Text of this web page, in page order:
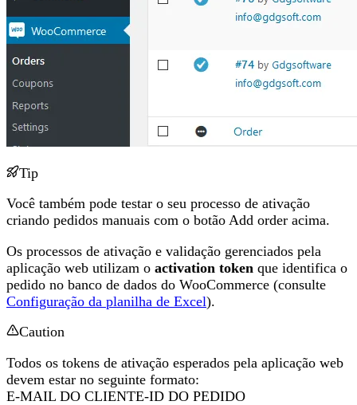
Tip
Você também pode testar o seu processo de ativação
criando pedidos manuais com o botão Add order acima.
Os processos de ativação e validação gerenciados pela
aplicação web utilizam o activation token que identifica o
pedido no banco de dados do WooCommerce (consulte
Configuração da planilha de Excel).
Caution
Todos os tokens de ativação esperados pela aplicação web
devem estar no seguinte formato:
E-MAIL DO CLIENTE-ID DO PEDIDO